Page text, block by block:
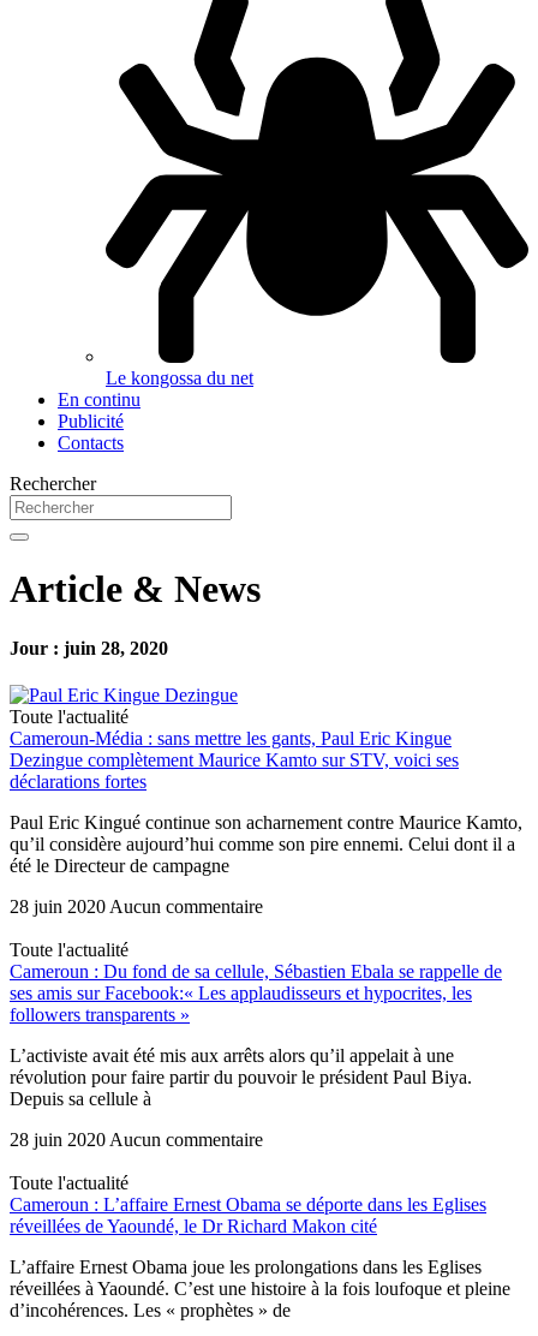
Le kongossa du net
En continu
Publicité
Contacts
Rechercher
Article & News
Jour : juin 28, 2020
Toute l'actualité
Cameroun-Média : sans mettre les gants, Paul Eric Kingue
Dezingue complètement Maurice Kamto sur STV, voici ses
déclarations fortes
Paul Eric Kingué continue son acharnement contre Maurice Kamto,
qu’il considère aujourd’hui comme son pire ennemi. Celui dont il a
été le Directeur de campagne
28 juin 2020 Aucun commentaire
Toute l'actualité
Cameroun : Du fond de sa cellule, Sébastien Ebala se rappelle de
ses amis sur Facebook:« Les applaudisseurs et hypocrites, les
followers transparents »
L’activiste avait été mis aux arrêts alors qu’il appelait à une
révolution pour faire partir du pouvoir le président Paul Biya.
Depuis sa cellule à
28 juin 2020 Aucun commentaire
Toute l'actualité
Cameroun : L’affaire Ernest Obama se déporte dans les Eglises
réveillées de Yaoundé, le Dr Richard Makon cité
L’affaire Ernest Obama joue les prolongations dans les Eglises
réveillées à Yaoundé. C’est une histoire à la fois loufoque et pleine
d’incohérences. Les « prophètes » de